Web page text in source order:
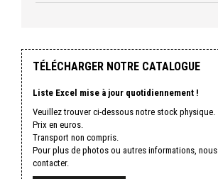
TÉLÉCHARGER NOTRE CATALOGUE
Liste Excel mise à jour quotidiennement !
Veuillez trouver ci-dessous notre stock physique.
Prix en euros.
Transport non compris.
Pour plus de photos ou autres informations, nous
contacter.